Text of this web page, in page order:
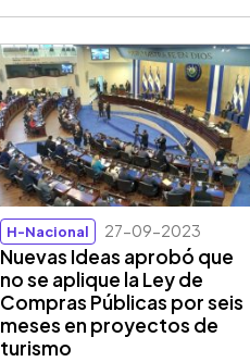
H-Nacional 27-09-2023
Nuevas Ideas aprobó que
no se aplique la Ley de
Compras Públicas por seis
meses en proyectos de
turismo